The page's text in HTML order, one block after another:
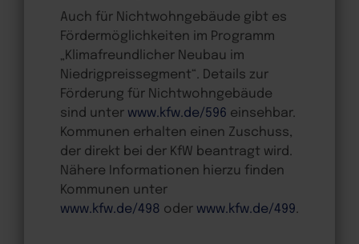
Auch für Nichtwohngebäude gibt es
Fördermöglichkeiten im Programm
„Klimafreundlicher Neubau im
Niedrigpreissegment“. Details zur
Förderung für Nichtwohngebäude
sind unter www.kfw.de/596 einsehbar.
Kommunen erhalten einen Zuschuss,
der direkt bei der KfW beantragt wird.
Nähere Informationen hierzu finden
Kommunen unter
www.kfw.de/498 oder www.kfw.de/499.